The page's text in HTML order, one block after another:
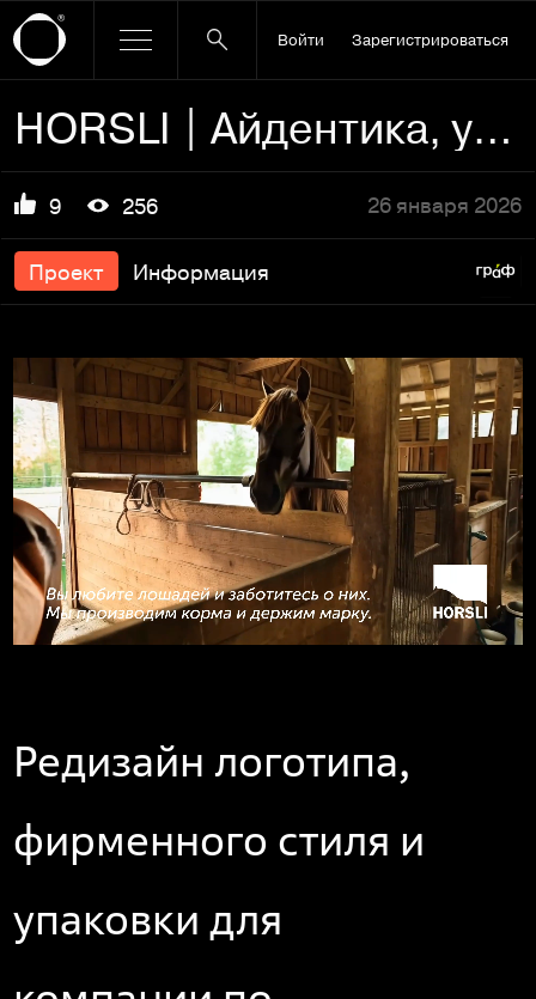
Войти Зарегистрироваться
HORSLI | Айдентика, упаковка
9 256 26 января 2026
Проект Информация
Редизайн логотипа,
фирменного стиля и
упаковки для